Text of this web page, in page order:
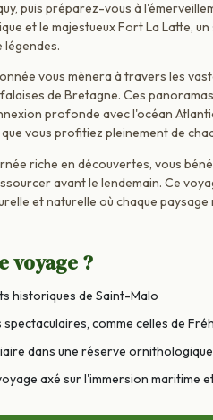
puis préparez-vous à
et le majestueux Fort La Latte,
légendes.
vous mènera à travers les
de Bretagne. Ces
profonde avec l'océan
vous profitiez pleinement de
riche en découvertes, vous
avant le lendemain. Ce
et naturelle où chaque
voyage ?
historiques de Saint-Malo
comme celles de
dans une réserve
axé sur l'immersion maritime